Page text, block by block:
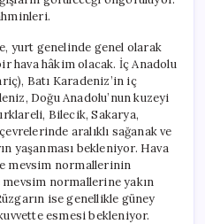
yurt genelinde genel olarak
hava hâkim olacak. İç Anadolu
Batı Karadeniz’in iç
Doğu Anadolu’nun kuzeyi
Bilecik, Sakarya,
aralıklı sağanak ve
yaşanması bekleniyor. Hava
mevsim normallerinin
normallerine yakın
ise genellikle güney
esmesi bekleniyor.